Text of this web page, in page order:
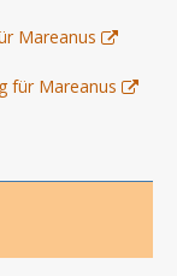
Mareanus
für Mareanus